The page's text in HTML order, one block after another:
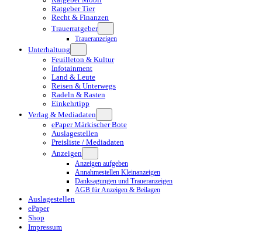
Ratgeber Tier
Recht & Finanzen
Trauerratgeber
Traueranzeigen
Unterhaltung
Feuilleton & Kultur
Infotainment
Land & Leute
Reisen & Unterwegs
Radeln & Rasten
Einkehrtipp
Verlag & Mediadaten
ePaper Märkischer Bote
Auslagestellen
Preisliste / Mediadaten
Anzeigen
Anzeigen aufgeben
Annahmestellen Kleinanzeigen
Danksagungen und Traueranzeigen
AGB für Anzeigen & Beilagen
Auslagestellen
ePaper
Shop
Impressum